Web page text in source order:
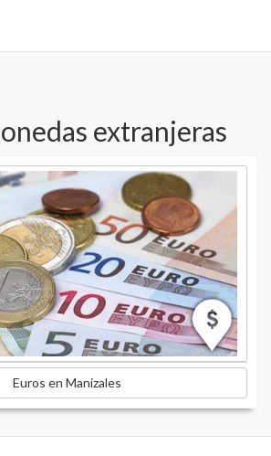
extranjeras
Euros en Manizales